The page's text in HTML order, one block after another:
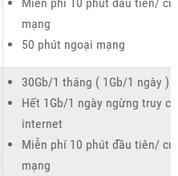
mạng
50 phút ngoại mạng
30Gb/1 tháng ( 1Gb/1 ngày )
Hết 1Gb/1 ngày ngừng truy
internet
Miễn phí 10 phút đầu tiên/
mạng